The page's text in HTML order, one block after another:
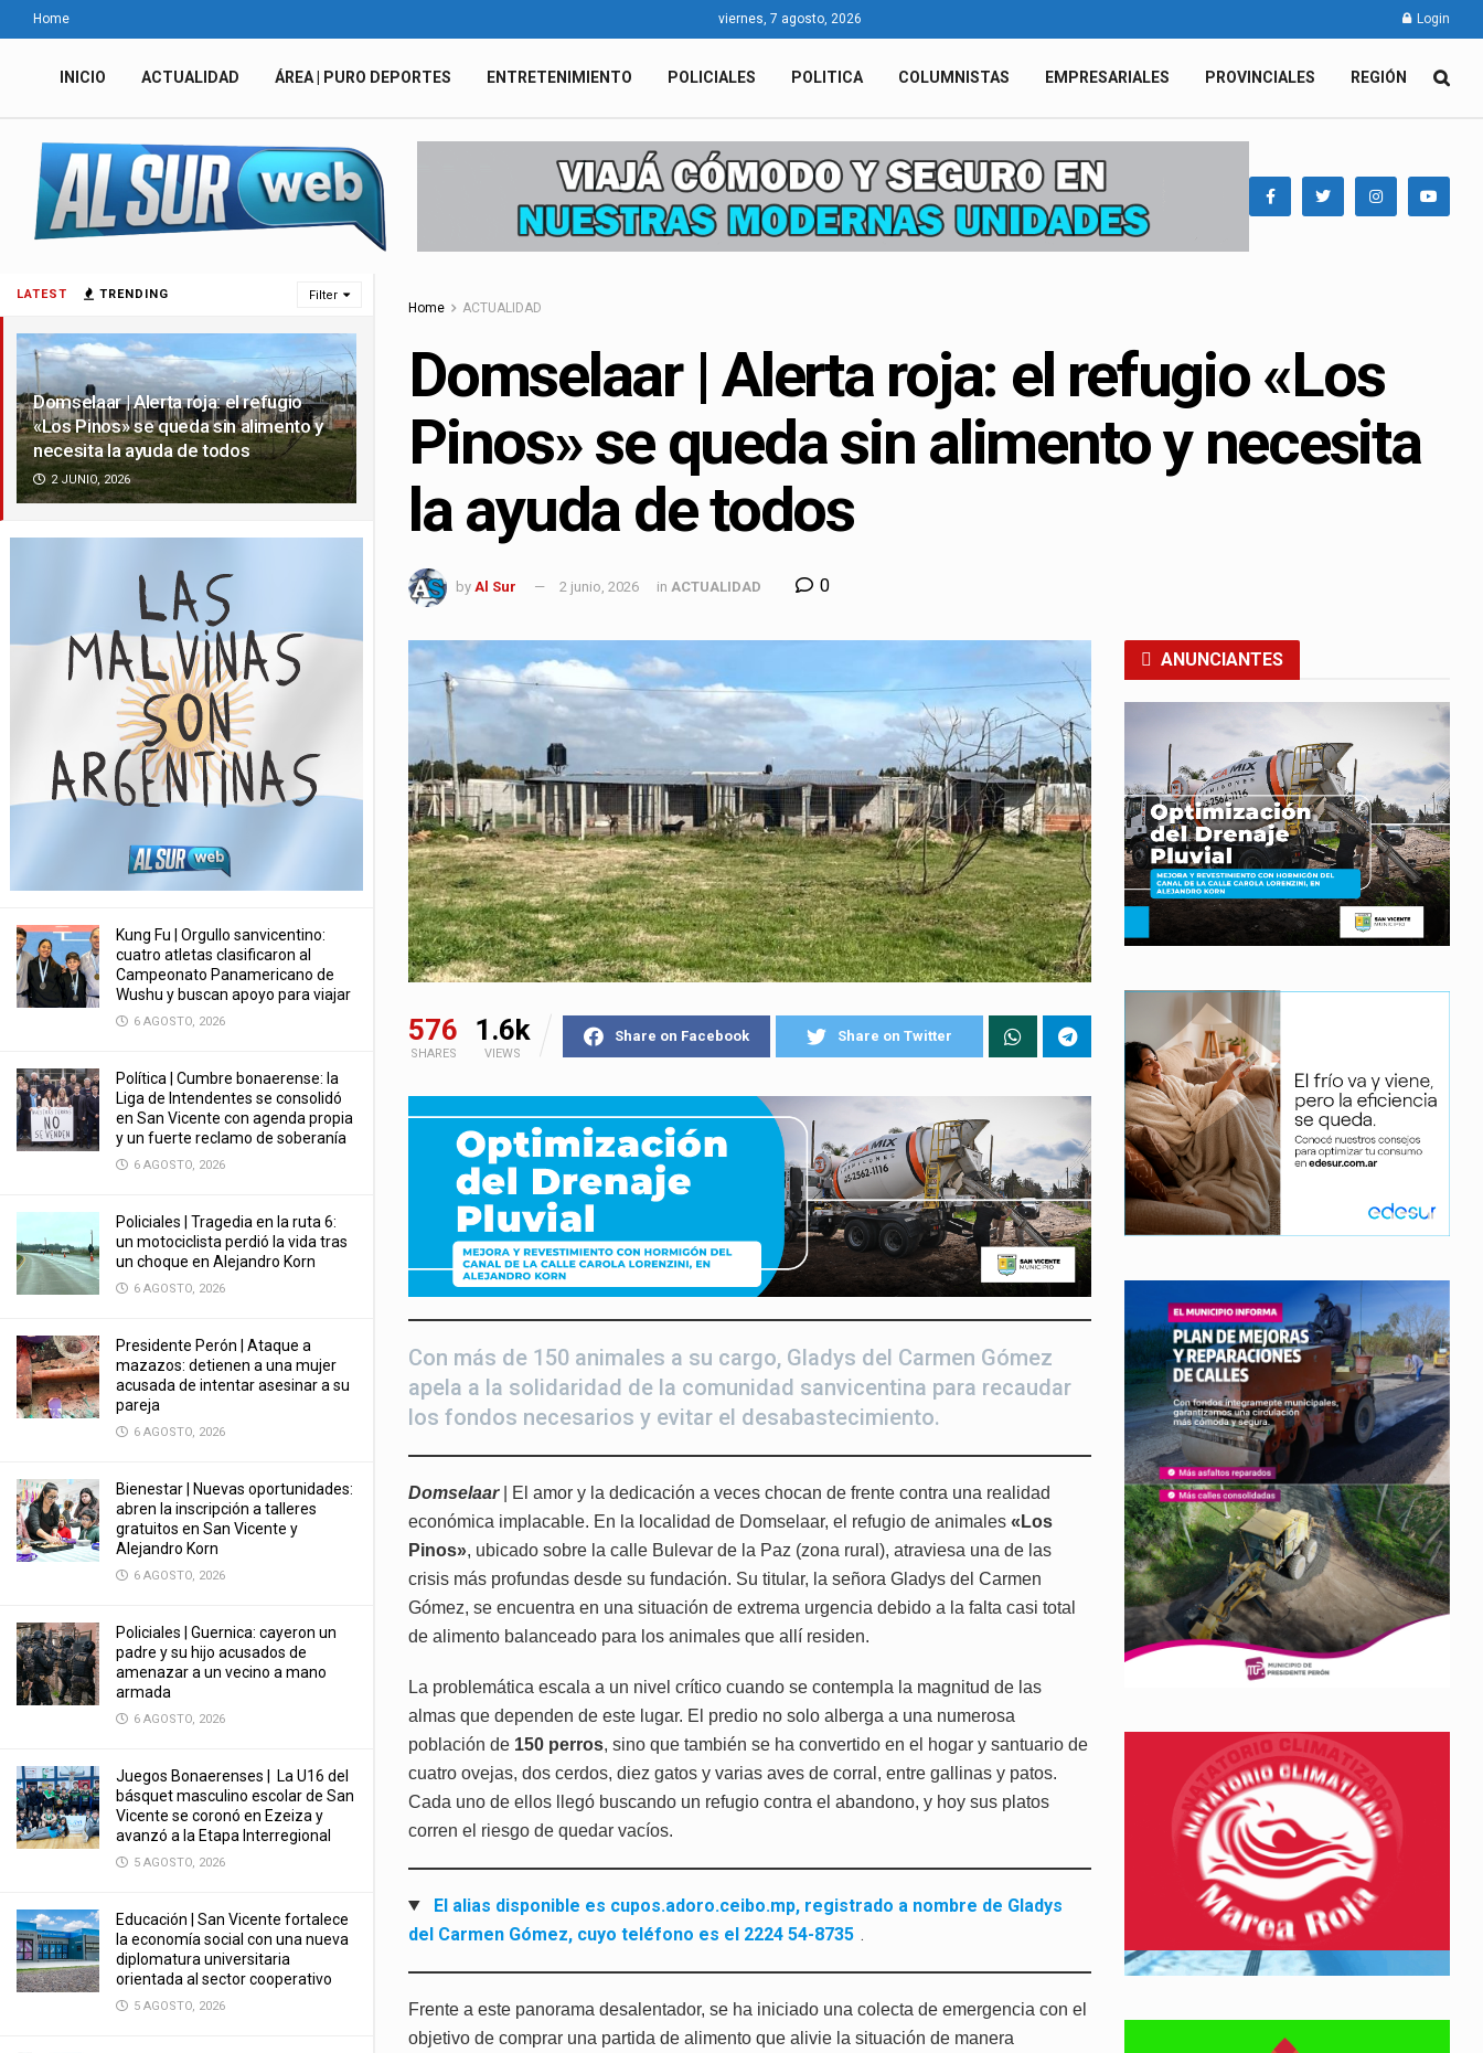
LATEST TRENDING Filter
Domselaar | Alerta roja: el refugio
«Los Pinos» se queda sin alimento y
necesita la ayuda de todos
2 JUNIO, 2026
Kung Fu | Orgullo sanvicentino:
cuatro atletas clasificaron al
Campeonato Panamericano de
Wushu y buscan apoyo para viajar
6 AGOSTO, 2026
Política | Cumbre bonaerense: la
Liga de Intendentes se consolidó
en San Vicente con agenda propia
y un fuerte reclamo de soberanía
6 AGOSTO, 2026
Policiales | Tragedia en la ruta 6:
un motociclista perdió la vida tras
un choque en Alejandro Korn
6 AGOSTO, 2026
Presidente Perón | Ataque a
mazazos: detienen a una mujer
acusada de intentar asesinar a su
pareja
6 AGOSTO, 2026
Bienestar | Nuevas oportunidades:
abren la inscripción a talleres
gratuitos en San Vicente y
Alejandro Korn
6 AGOSTO, 2026
Policiales | Guernica: cayeron un
padre y su hijo acusados de
amenazar a un vecino a mano
armada
6 AGOSTO, 2026
Juegos Bonaerenses | La U16 del
básquet masculino escolar de San
Vicente se coronó en Ezeiza y
avanzó a la Etapa Interregional
5 AGOSTO, 2026
Educación | San Vicente fortalece
la economía social con una nueva
diplomatura universitaria
orientada al sector cooperativo
5 AGOSTO, 2026
Home viernes, 7 agosto, 2026 Login
INICIO ACTUALIDAD ÁREA | PURO DEPORTES ENTRETENIMIENTO POLICIALES POLITICA COLUMNISTAS EMPRESARIALES PROVINCIALES REGIÓN
Home ACTUALIDAD
Domselaar | Alerta roja: el refugio «Los
Pinos» se queda sin alimento y necesita
la ayuda de todos
by Al Sur 2 junio, 2026 in ACTUALIDAD 0
576
SHARES
1.6k
VIEWS
Share on Facebook Share on Twitter
Con más de 150 animales a su cargo, Gladys del Carmen Gómez
apela a la solidaridad de la comunidad sanvicentina para recaudar
los fondos necesarios y evitar el desabastecimiento.
Domselaar| El amor y la dedicación a veces chocan de frente contra una realidad
económica implacable. En la localidad de Domselaar, el refugio de animales «Los
Pinos», ubicado sobre la calle Bulevar de la Paz (zona rural), atraviesa una de las
crisis más profundas desde su fundación. Su titular, la señora Gladys del Carmen
Gómez, se encuentra en una situación de extrema urgencia debido a la falta casi total
de alimento balanceado para los animales que allí residen.
La problemática escala a un nivel crítico cuando se contempla la magnitud de las
almas que dependen de este lugar. El predio no solo alberga a una numerosa
población de 150 perros, sino que también se ha convertido en el hogar y santuario de
cuatro ovejas, dos cerdos, diez gatos y varias aves de corral, entre gallinas y patos.
Cada uno de ellos llegó buscando un refugio contra el abandono, y hoy sus platos
corren el riesgo de quedar vacíos.
El alias disponible es cupos.adoro.ceibo.mp, registrado a nombre de Gladys
del Carmen Gómez, cuyo teléfono es el 2224 54-8735 .
Frente a este panorama desalentador, se ha iniciado una colecta de emergencia con el
objetivo de comprar una partida de alimento que alivie la situación de manera
ANUNCIANTES